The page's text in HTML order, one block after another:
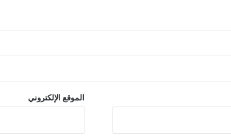
الموقع الإلكتروني